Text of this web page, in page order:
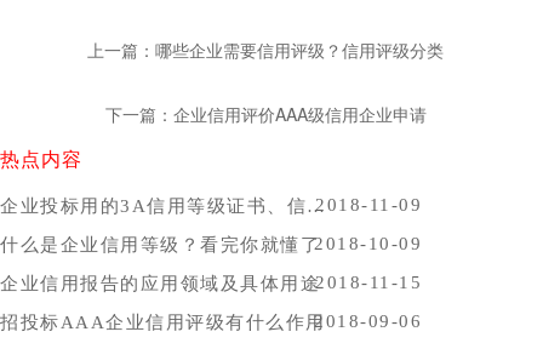
上一篇：哪些企业需要信用评级？信用评级分类
下一篇：企业信用评价AAA级信用企业申请
热点内容
企业投标用的3A信用等级证书、信用报告办理时间，哪里办比较好？2018-11-09
什么是企业信用等级？看完你就懂了2018-10-09
企业信用报告的应用领域及具体用途2018-11-15
招投标AAA企业信用评级有什么作用2018-09-06